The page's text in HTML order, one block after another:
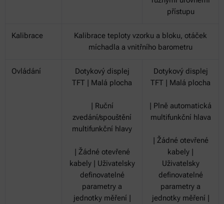
přístupu
Kalibrace
Kalibrace teploty vzorku a bloku, otáček
míchadla a vnitřního barometru
Ovládání
Dotykový displej
TFT | Malá plocha
| Ruční
zvedání/spouštění
multifunkční hlavy
| Žádné otevřené
kabely | Uživatelsky
definovatelné
parametry a
jednotky měření |
Dotykový displej
TFT | Malá plocha
| Plně automatická
multifunkční hlava
| Žádné otevřené
kabely |
Uživatelsky
definovatelné
parametry a
jednotky měření |